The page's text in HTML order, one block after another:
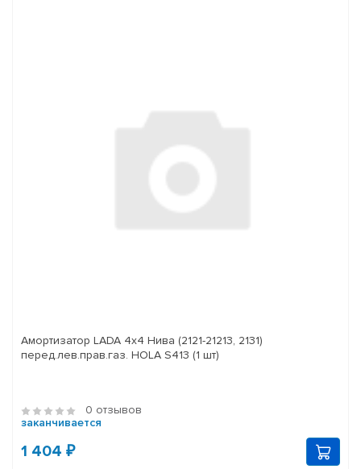
Амортизатор LADA 4x4 Нива (2121-21213, 2131)
перед.лев.прав.газ. HOLA S413 (1 шт)
0 отзывов
заканчивается
1 404 ₽